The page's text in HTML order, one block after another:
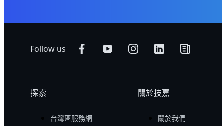
Follow us
探索
台灣區服務網
關於技嘉
關於我們